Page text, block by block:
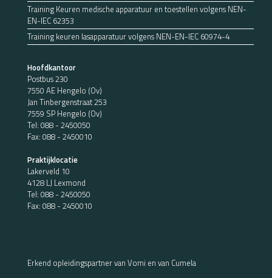
Training Keuren medische apparatuur en toestellen volgens NEN-
EN-IEC 62353
Training keuren lasapparatuur volgens NEN-EN-IEC 60974-4
Hoofdkantoor
Postbus 230
7550 AE Hengelo (Ov)
Jan Tinbergenstraat 253
7559 SP Hengelo (Ov)
Tel: 088 - 2450050
Fax: 088 - 2450010
Praktijklocatie
Lakerveld 10
4128 LJ Lexmond
Tel: 088 - 2450050
Fax: 088 - 2450010
Erkend opleidingspartner van Vomi en van Cumela